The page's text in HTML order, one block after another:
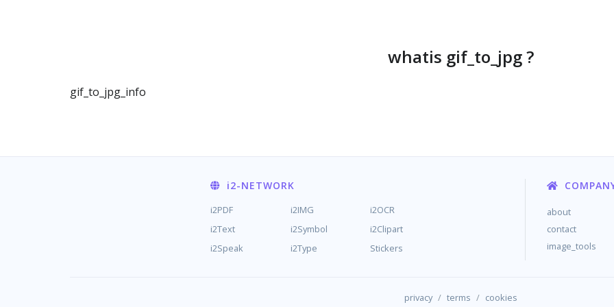
whatis gif_to_jpg ?
gif_to_jpg_info
i2-NETWORK
i2PDF i2IMG
i2OCR
i2Text
i2Symbol
i2Clipart
i2Speak
i2Type Stickers
about
contact
image_tools
privacy / terms / cookies